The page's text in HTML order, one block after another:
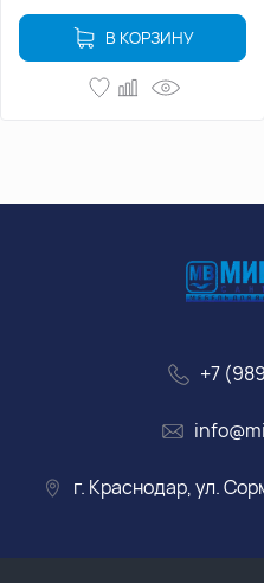
В КОРЗИНУ
+7
г. Краснодар, ул.